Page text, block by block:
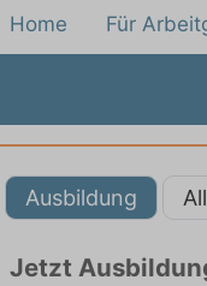
Home Für
Ausbildung
Jetzt